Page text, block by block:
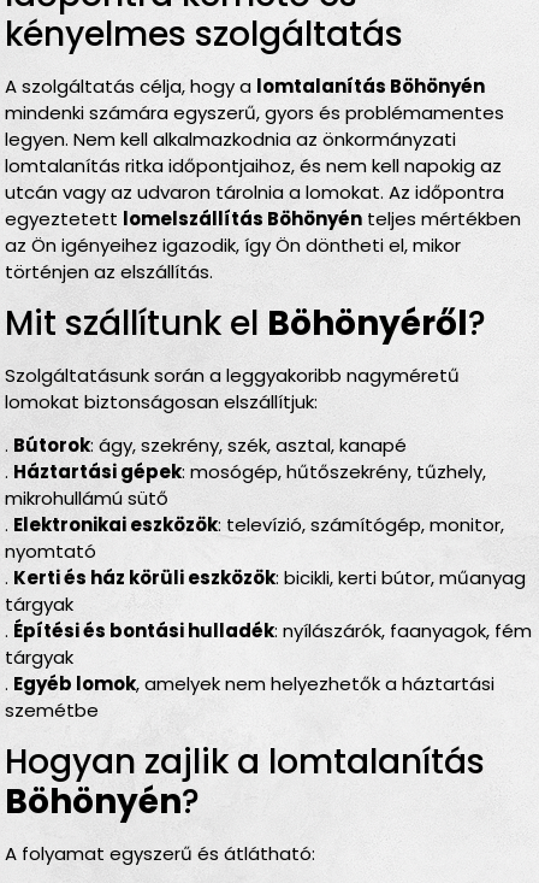
kényelmes szolgáltatás
A szolgáltatás célja, hogy a lomtalanítás Böhönyén
mindenki számára egyszerű, gyors és problémamentes
legyen. Nem kell alkalmazkodnia az önkormányzati
lomtalanítás ritka időpontjaihoz, és nem kell napokig az
utcán vagy az udvaron tárolnia a lomokat. Az időpontra
egyeztetett lomelszállítás Böhönyén teljes mértékben
az Ön igényeihez igazodik, így Ön döntheti el, mikor
történjen az elszállítás.
Mit szállítunk el Böhönyéről?
Szolgáltatásunk során a leggyakoribb nagyméretű
lomokat biztonságosan elszállítjuk:
. Bútorok: ágy, szekrény, szék, asztal, kanapé
. Háztartási gépek: mosógép, hűtőszekrény, tűzhely,
mikrohullámú sütő
. Elektronikai eszközök: televízió, számítógép, monitor,
nyomtató
. Kerti és ház körüli eszközök: bicikli, kerti bútor, műanyag
tárgyak
. Építési és bontási hulladék: nyílászárók, faanyagok, fém
tárgyak
. Egyéb lomok, amelyek nem helyezhetők a háztartási
szemétbe
Hogyan zajlik a lomtalanítás
Böhönyén?
A folyamat egyszerű és átlátható: